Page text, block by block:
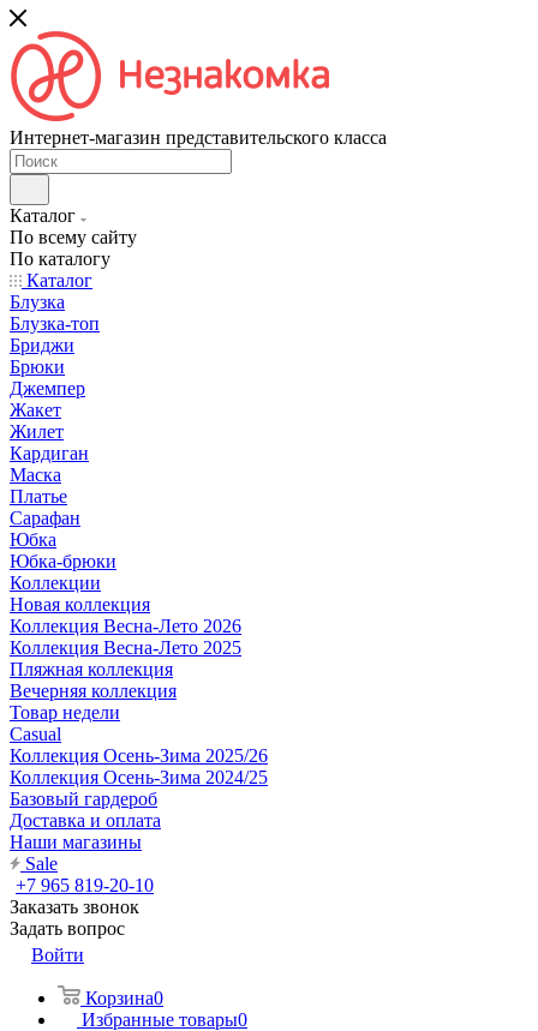
Интернет-магазин представительского класса
Каталог
По всему сайту
По каталогу
Каталог
Блузка
Блузка-топ
Бриджи
Брюки
Джемпер
Жакет
Жилет
Кардиган
Маска
Платье
Сарафан
Юбка
Юбка-брюки
Коллекции
Новая коллекция
Коллекция Весна-Лето 2026
Коллекция Весна-Лето 2025
Пляжная коллекция
Вечерняя коллекция
Товар недели
Casual
Коллекция Осень-Зима 2025/26
Коллекция Осень-Зима 2024/25
Базовый гардероб
Доставка и оплата
Наши магазины
Sale
+7 965 819-20-10
Заказать звонок
Задать вопрос
Войти
Корзина0
Избранные товары0